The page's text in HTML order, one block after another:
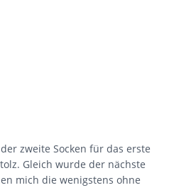
zweite Socken für das erste
Gleich wurde der nächste
mich die wenigstens ohne